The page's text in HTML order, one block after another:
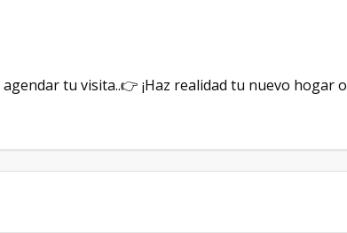
tu visita..👉 ¡Haz realidad tu nuevo hogar o